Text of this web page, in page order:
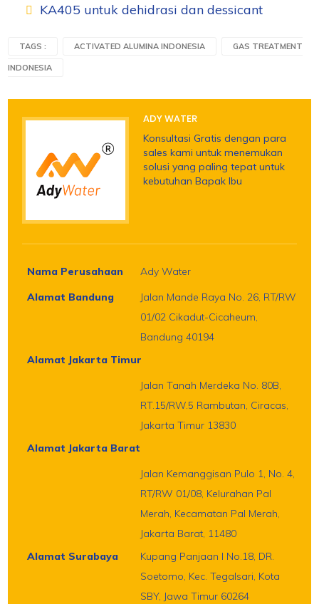
KA405 untuk dehidrasi dan dessicant
TAGS : ACTIVATED ALUMINA INDONESIA GAS TREATMENT
INDONESIA
ADY WATER
Konsultasi Gratis dengan para
sales kami untuk menemukan
solusi yang paling tepat untuk
kebutuhan Bapak Ibu
Nama Perusahaan
Ady Water
Alamat Bandung
Jalan Mande Raya No. 26, RT/RW
01/02 Cikadut-Cicaheum,
Bandung 40194
Alamat Jakarta Timur
Jalan Tanah Merdeka No. 80B,
RT.15/RW.5 Rambutan, Ciracas,
Jakarta Timur 13830
Alamat Jakarta Barat
Jalan Kemanggisan Pulo 1, No. 4,
RT/RW 01/08, Kelurahan Pal
Merah, Kecamatan Pal Merah,
Jakarta Barat, 11480
Alamat Surabaya
Kupang Panjaan I No.18, DR.
Soetomo, Kec. Tegalsari, Kota
SBY, Jawa Timur 60264